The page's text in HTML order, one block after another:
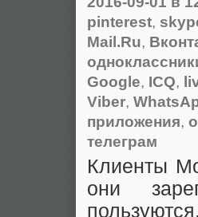
pinterest,
Mail.Ru,
Google, ICQ,
Viber,
приложения,
телеграм
Клиенты
они
пользуются